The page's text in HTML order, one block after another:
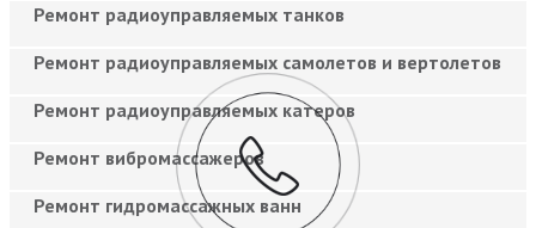
Ремонт радиоуправляемых танков
Ремонт радиоуправляемых самолетов и вертолетов
Ремонт радиоуправляемых катеров
Ремонт вибромассажеров
Ремонт гидромассажных ванн